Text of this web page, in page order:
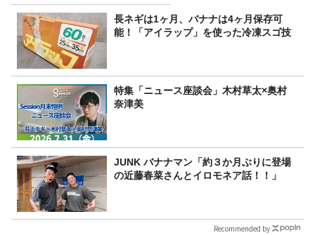
長ネギは1ヶ月、バナナは4ヶ月保存可
能！「アイラップ」を使った冷凍スゴ技
特集「ニュース座談会」木村草太×奥村
奈津美
JUNK バナナマン「約３か月ぶりに登場
の近藤春菜さんとイロモネア話！！」
Recommended by